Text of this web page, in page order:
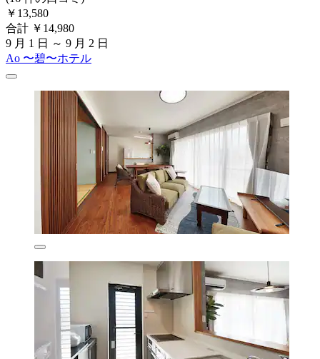
￥13,580
合計 ￥14,980
9 月 1 日 ～ 9 月 2 日
Ao 〜碧〜ホテル